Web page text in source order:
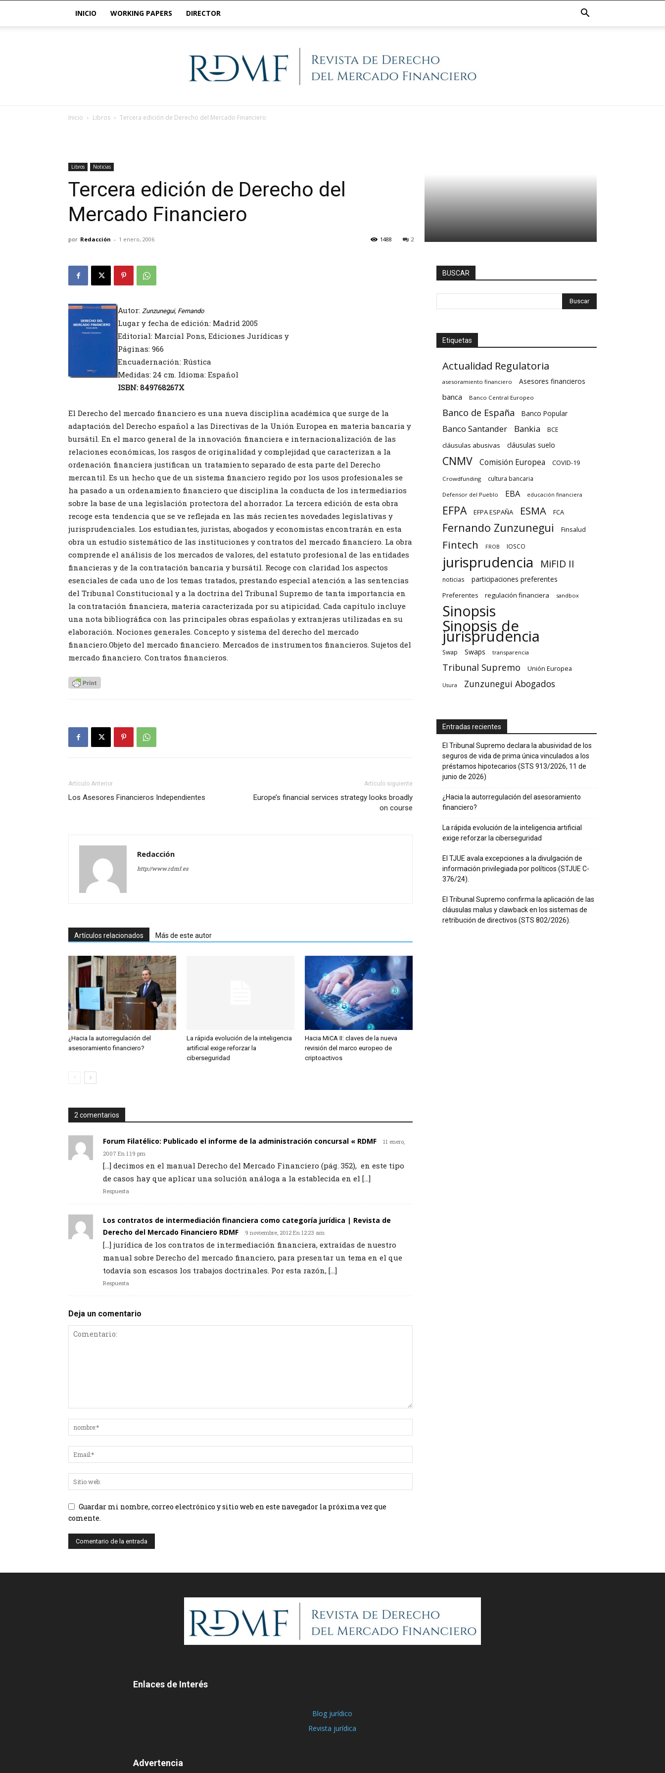
INICIO WORKING PAPERS DIRECTOR
Inicio Libros Tercera edición de Derecho del Mercado Financiero
Libros Noticias
Tercera edición de Derecho del
Mercado Financiero
por Redacción - 1 enero, 2006 2
1488
Autor: Zunzunegui, Fernando
Lugar y fecha de edición: Madrid 2005
Editorial: Marcial Pons, Ediciones Jurídicas y
Páginas: 966
Encuadernación: Rústica
Medidas: 24 cm. Idioma: Español
ISBN: 849768267X
El Derecho del mercado financiero es una nueva disciplina académica que surge de la
adaptación del Derecho español a las Directivas de la Unión Europea en materia bancaria y
bursátil. En el marco general de la innovación financiera e internacionalización de las
relaciones económicas, los rasgos de originalidad y complejidad que caracterizan a la
ordenación financiera justifican un tratamiento separado de esta parte del Derecho
mercantil. Es un hecho que de un sistema financiero regido por los usos profesionales se
ha pasado a un ordenamiento financiero que disciplina la conducta de los intermediarios
sobre la base de una legislación protectora del ahorrador. La tercera edición de esta obra
recoge esta tendencia que se ve reflejada en las más recientes novedades legislativas y
jurisprudenciales. Los estudiantes, juristas, abogados y economistas encontrarán en esta
obra un estudio sistemático de las instituciones y contratos del mercado financiero. La obra
comprende el análisis de los mercados de valores, del estatuto profesional de las entidades
financieras y de la contratación bancaria y bursátil. Recoge con claridad los aspectos
esenciales de cada uno de los temas tratados, prestando especial atención a las sentencias
del Tribunal Constitucional y a la doctrina del Tribunal Supremo de tanta importancia en
la contratación financiera, materia caracterizada por su atipicidad. Cada capítulo incluye
una nota bibliográfica con las principales obras españolas y extranjeras utilizadas en su
elaboración. Nociones generales. Concepto y sistema del derecho del mercado
financiero.Objeto del mercado financiero. Mercados de instrumentos financieros. Sujetos del
mercado financiero. Contratos financieros.
Artículo Anterior
Los Asesores Financieros Independientes
Artículo siguiente
Europe’s financial services strategy looks broadly
on course
Redacción
http://www.rdmf.es
Artículos relacionados Más de este autor
¿Hacia la autorregulación del
asesoramiento financiero?
La rápida evolución de la inteligencia
artificial exige reforzar la
ciberseguridad
Hacia MiCA II: claves de la nueva
revisión del marco europeo de
criptoactivos
2 comentarios
Forum Filatélico: Publicado el informe de la administración concursal « RDMF
11 enero,
2007 En 1:19 pm
[…] decimos en el manual Derecho del Mercado Financiero (pág. 352), en este tipo
de casos hay que aplicar una solución análoga a la establecida en el […]
Respuesta
Los contratos de intermediación financiera como categoría jurídica | Revista de
Derecho del Mercado Financiero RDMF
9 noviembre, 2012 En 12:23 am
[…] jurídica de los contratos de intermediación financiera, extraídas de nuestro
manual sobre Derecho del mercado financiero, para presentar un tema en el que
todavía son escasos los trabajos doctrinales. Por esta razón, […]
Respuesta
Deja un comentario
Guardar mi nombre, correo electrónico y sitio web en este navegador la próxima vez que
comente.
BUSCAR
Etiquetas
Actualidad Regulatoria
asesoramiento financiero Asesores financieros
banca Banco Central Europeo
Banco de España Banco Popular
Banco Santander Bankia BCE
cláusulas abusivas cláusulas suelo
CNMV Comisión Europea COVID-19
Crowdfunding cultura bancaria
Defensor del Pueblo EBA educación financiera
EFPA EFPA ESPAÑA ESMA FCA
Fernando Zunzunegui Finsalud
Fintech FROB IOSCO
jurisprudencia MiFID II
noticias participaciones preferentes
Preferentes regulación financiera sandbox
Sinopsis
Sinopsis de
jurisprudencia
Swap Swaps transparencia
Tribunal Supremo Unión Europea
Usura Zunzunegui Abogados
Entradas recientes
El Tribunal Supremo declara la abusividad de los
seguros de vida de prima única vinculados a los
préstamos hipotecarios (STS 913/2026, 11 de
junio de 2026)
¿Hacia la autorregulación del asesoramiento
financiero?
La rápida evolución de la inteligencia artificial
exige reforzar la ciberseguridad
El TJUE avala excepciones a la divulgación de
información privilegiada por políticos (STJUE C-
376/24).
El Tribunal Supremo confirma la aplicación de las
cláusulas malus y clawback en los sistemas de
retribución de directivos (STS 802/2026).
Enlaces de Interés
Blog jurídico
Revista jurídica
Advertencia